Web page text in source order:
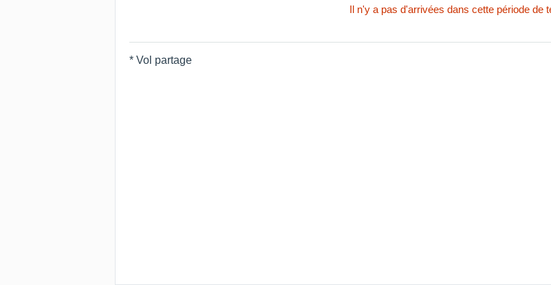
Il n'y a pas d'arrivées dans cette période de
* Vol partage